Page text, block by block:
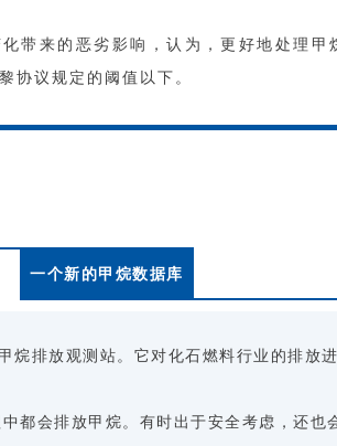
带来的恶劣影响，认为，更好地处理
协议规定的阈值以下。
一个新的甲烷数据库
排放观测站。它对化石燃料行业的排放
会排放甲烷。有时出于安全考虑，还也